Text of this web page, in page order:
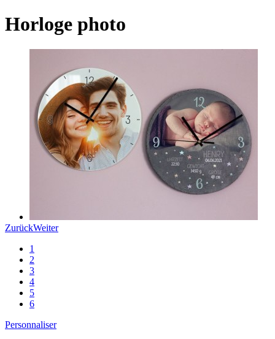
Horloge photo
ZurückWeiter
1
2
3
4
5
6
Personnaliser